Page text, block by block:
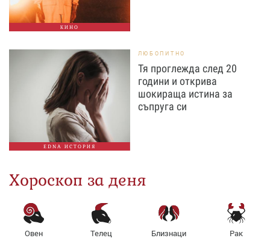
КИНО
EDNA ИСТОРИЯ
ЛЮБОПИТНО
Тя проглежда след 20
години и открива
шокираща истина за
съпруга си
Хороскоп за деня
Овен Телец Близнаци Рак